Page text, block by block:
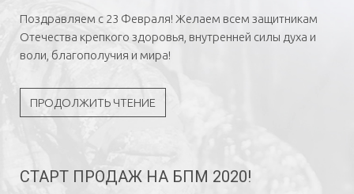
Поздравляем с 23 Февраля! Желаем всем защитникам
Отечества крепкого здоровья, внутренней силы духа и
воли, благополучия и мира!
ПРОДОЛЖИТЬ ЧТЕНИЕ
СТАРТ ПРОДАЖ НА БПМ 2020!